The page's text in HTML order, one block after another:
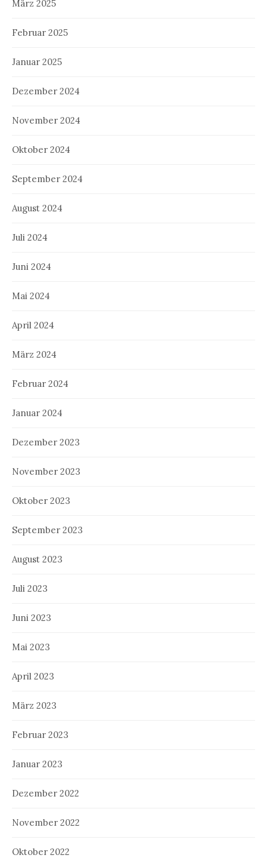
März 2025
Februar 2025
Januar 2025
Dezember 2024
November 2024
Oktober 2024
September 2024
August 2024
Juli 2024
Juni 2024
Mai 2024
April 2024
März 2024
Februar 2024
Januar 2024
Dezember 2023
November 2023
Oktober 2023
September 2023
August 2023
Juli 2023
Juni 2023
Mai 2023
April 2023
März 2023
Februar 2023
Januar 2023
Dezember 2022
November 2022
Oktober 2022